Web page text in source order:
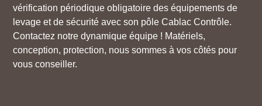
vérification périodique obligatoire des équipements de
levage et de sécurité avec son pôle Cablac Contrôle.
Contactez notre dynamique équipe ! Matériels,
conception, protection, nous sommes à vos côtés pour
vous conseiller.